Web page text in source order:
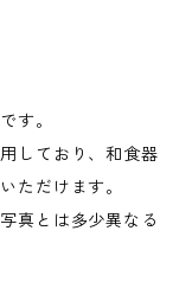
す。
しており、和食器
ただけます。
真とは多少異なる